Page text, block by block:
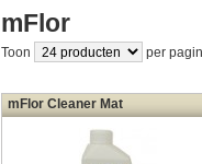
mFlor
Toon per
mFlor Cleaner Mat